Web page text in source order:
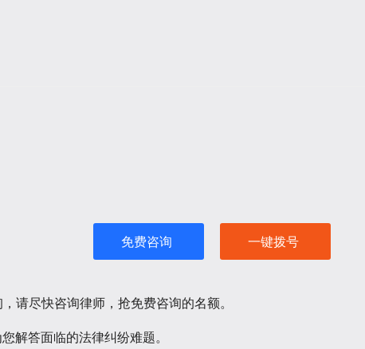
免费咨询 一键拨号
请尽快咨询律师，抢免费咨询的名额。
解答面临的法律纠纷难题。